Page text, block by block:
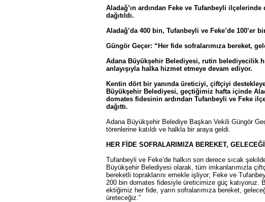
Aladağ’ın ardından Feke ve Tufanbeyli
dağıtıldı.
Aladağ’da 400 bin, Tufanbeyli ve Feke’de
Güngör Geçer: “Her fide sofralarımıza bereket,
Adana Büyükşehir Belediyesi, rutin belediyecilik
anlayışıyla halka hizmet etmeye devam ediyor.
Kentin dört bir yanında üreticiyi, çiftçiyi
Büyükşehir Belediyesi, geçtiğimiz hafta içinde
domates fidesinin ardından Tufanbeyli ve Feke
dağıttı.
Adana Büyükşehir Belediye Başkan Vekili Güngör
törenlerine katıldı ve halkla bir araya geldi.
HER FİDE SOFRALARIMIZA BEREKET,
Tufanbeyli ve Feke’de halkın son derece sıcak
Büyükşehir Belediyesi olarak, tüm imkanlarımızla
bereketli topraklarını emekle işliyor; Feke ve
200 bin domates fidesiyle üreticimize güç katıyoruz.
ektiğimiz her fide, yarın sofralarımıza bereket,
üreteceğiz.”